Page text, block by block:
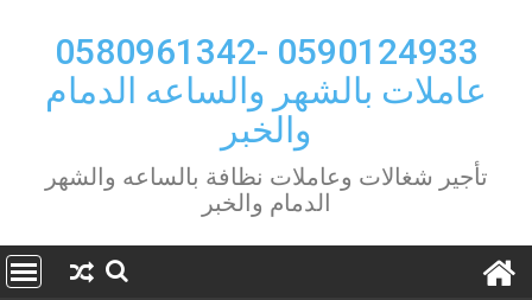
content
0590124933 -0580961342
عاملات بالشهر والساعه الدمام
والخبر
تأجير شغالات وعاملات نظافة بالساعه والشهر
الدمام والخبر